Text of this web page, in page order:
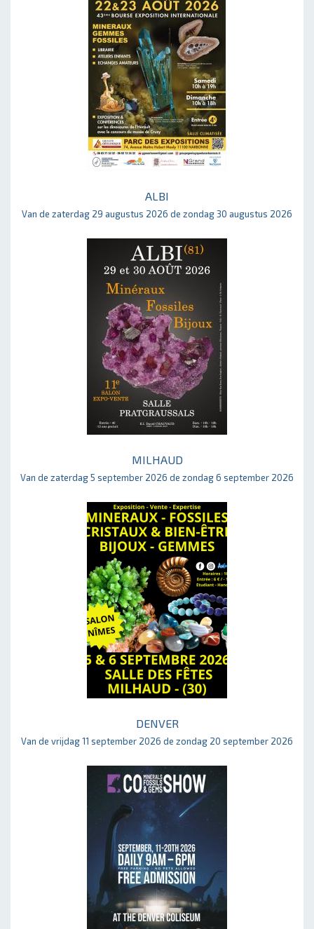
ALBI
Van de zaterdag 29 augustus 2026 de zondag 30 augustus 2026
MILHAUD
Van de zaterdag 5 september 2026 de zondag 6 september 2026
DENVER
Van de vrijdag 11 september 2026 de zondag 20 september 2026